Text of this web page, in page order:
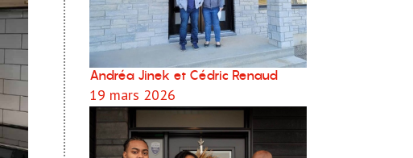
Andréa Jinek et Cédric Renaud
19 mars 2026